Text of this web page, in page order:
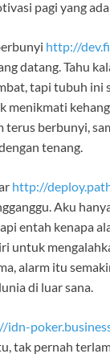
pagi yang
http://
datang. Tahu
tapi tubuh ini
menikmati
terus berbunyi,
tenang.
http://
Aku
entah kenapa
untuk
alarm itu
di luar sana.
idn-
tak pernah